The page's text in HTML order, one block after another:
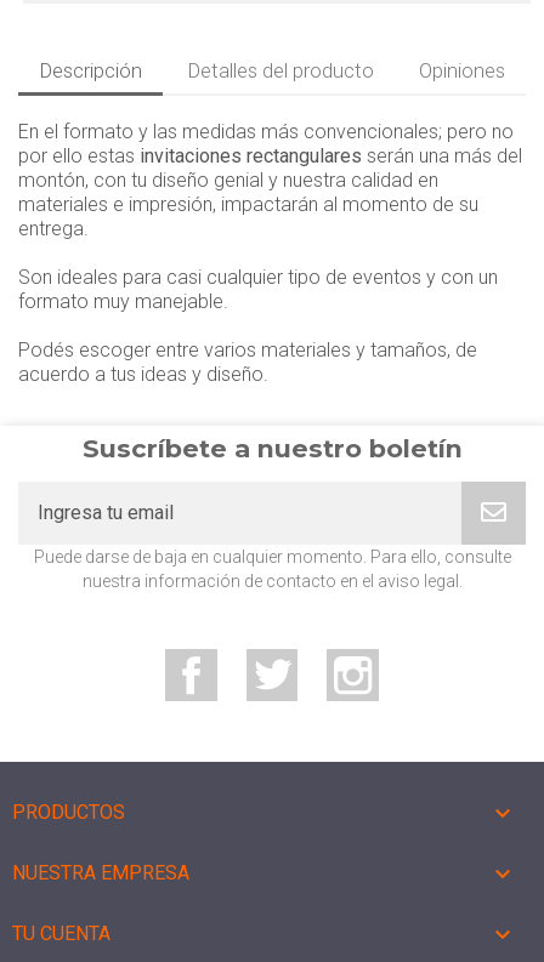
Descripción Detalles del producto Opiniones
En el formato y las medidas más convencionales; pero no
por ello estas invitaciones rectangulares serán una más del
montón, con tu diseño genial y nuestra calidad en
materiales e impresión, impactarán al momento de su
entrega.
Son ideales para casi cualquier tipo de eventos y con un
formato muy manejable.
Podés escoger entre varios materiales y tamaños, de
acuerdo a tus ideas y diseño.
Suscríbete a nuestro boletín
Puede darse de baja en cualquier momento. Para ello, consulte
nuestra información de contacto en el aviso legal.
Facebook Twitter
PRODUCTOS 
NUESTRA EMPRESA 
TU CUENTA 